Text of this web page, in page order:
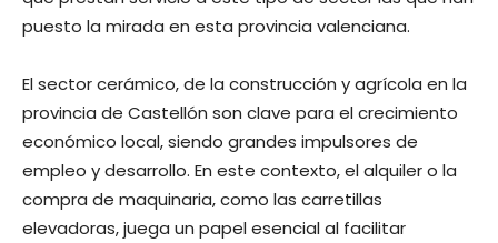
puesto la mirada en esta provincia valenciana.
El sector cerámico, de la construcción y agrícola en la
provincia de Castellón son clave para el crecimiento
económico local, siendo grandes impulsores de
empleo y desarrollo. En este contexto, el alquiler o la
compra de maquinaria, como las carretillas
elevadoras, juega un papel esencial al facilitar